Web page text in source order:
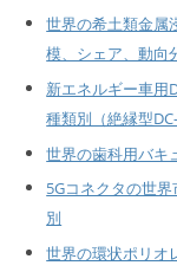
世界の希土類金属
模、シェア、動向
新エネルギー車用
種類別（絶縁型
世界の歯科用バキ
5Gコネクタの世
別
世界の環状ポリオ